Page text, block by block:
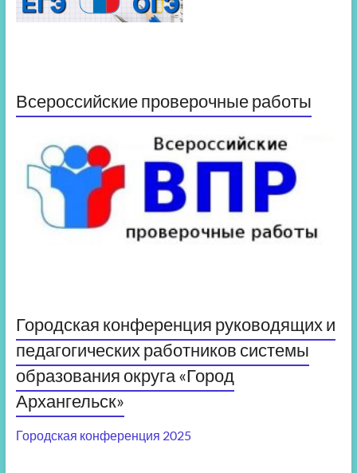
Всероссийские проверочные работы
Городская конференция руководящих и
педагогических работников системы
образования округа «Город
Архангельск»
Городская конференция 2025